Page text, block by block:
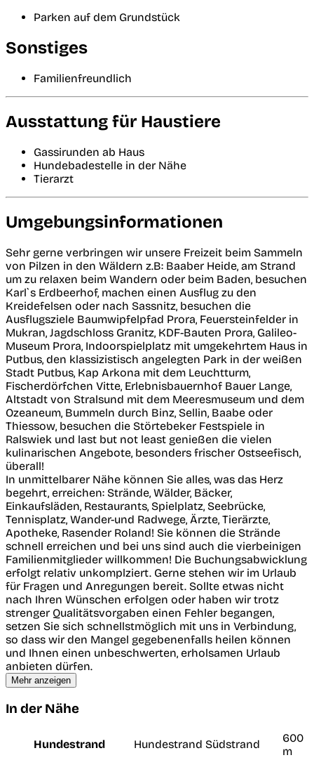
Parken auf dem Grundstück
Sonstiges
Familienfreundlich
Ausstattung für Haustiere
Gassirunden ab Haus
Hundebadestelle in der Nähe
Tierarzt
Umgebungsinformationen
Sehr gerne verbringen wir unsere Freizeit beim Sammeln
von Pilzen in den Wäldern z.B: Baaber Heide, am Strand
um zu relaxen beim Wandern oder beim Baden, besuchen
Karl`s Erdbeerhof, machen einen Ausflug zu den
Kreidefelsen oder nach Sassnitz, besuchen die
Ausflugsziele Baumwipfelpfad Prora, Feuersteinfelder in
Mukran, Jagdschloss Granitz, KDF-Bauten Prora, Galileo-
Museum Prora, Indoorspielplatz mit umgekehrtem Haus in
Putbus, den klassizistisch angelegten Park in der weißen
Stadt Putbus, Kap Arkona mit dem Leuchtturm,
Fischerdörfchen Vitte, Erlebnisbauernhof Bauer Lange,
Altstadt von Stralsund mit dem Meeresmuseum und dem
Ozeaneum, Bummeln durch Binz, Sellin, Baabe oder
Thiessow, besuchen die Störtebeker Festspiele in
Ralswiek und last but not least genießen die vielen
kulinarischen Angebote, besonders frischer Ostseefisch,
überall!
In unmittelbarer Nähe können Sie alles, was das Herz
begehrt, erreichen: Strände, Wälder, Bäcker,
Einkaufsläden, Restaurants, Spielplatz, Seebrücke,
Tennisplatz, Wander-und Radwege, Ärzte, Tierärzte,
Apotheke, Rasender Roland! Sie können die Strände
schnell erreichen und bei uns sind auch die vierbeinigen
Familienmitglieder willkommen! Die Buchungsabwicklung
erfolgt relativ unkomplziert. Gerne stehen wir im Urlaub
für Fragen und Anregungen bereit. Sollte etwas nicht
nach Ihren Wünschen erfolgen oder haben wir trotz
strenger Qualitätsvorgaben einen Fehler begangen,
setzen Sie sich schnellstmöglich mit uns in Verbindung,
so dass wir den Mangel gegebenenfalls heilen können
und Ihnen einen unbeschwerten, erholsamen Urlaub
anbieten dürfen.
Mehr anzeigen
In der Nähe
Hundestrand Hundestrand Südstrand
600
m